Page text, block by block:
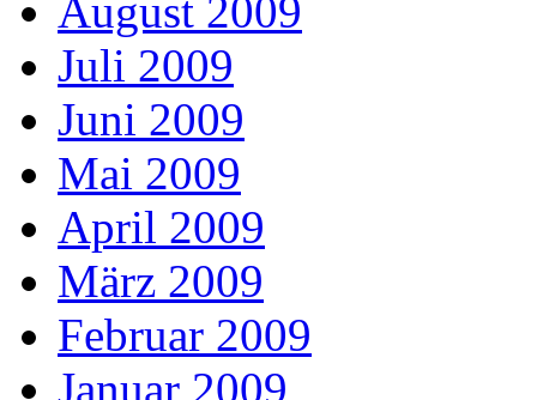
August 2009
Juli 2009
Juni 2009
Mai 2009
April 2009
März 2009
Februar 2009
Januar 2009